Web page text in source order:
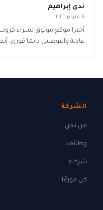
ندى إبراهيم
٨ فبراير ٢٠٢٦
أخيرا موقع موثوق لشراء
عادلة والتوصيل دايما فوري.
الشركة
من نحن
وظائف
شركاء
كن موزعًا